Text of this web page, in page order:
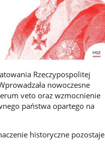
Rzeczypospolitej
nowoczesne
veto oraz wzmocnienie
państwa opartego na
historyczne pozostaje